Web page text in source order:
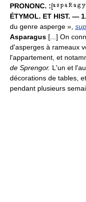
PRONONC. :[
ÉTYMOL. ET HIST. — 1.
du genre asperge »,
Asparagus [...] On
d'asperges à rameaux
l'appartement, et
de Sprengor. L'un et
décorations de tables,
pendant plusieurs